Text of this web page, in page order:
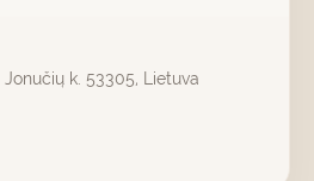
k. 53305, Lietuva